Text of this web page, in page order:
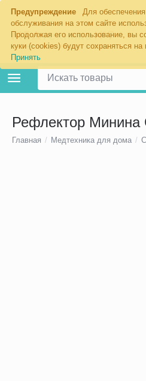
Предупреждение
Для
обслуживания на этом сайте
Продолжая его использование, вы
куки (cookies) будут сохраняться
Принять
Рефлектор Минина
Главная / Медтехника для дома /